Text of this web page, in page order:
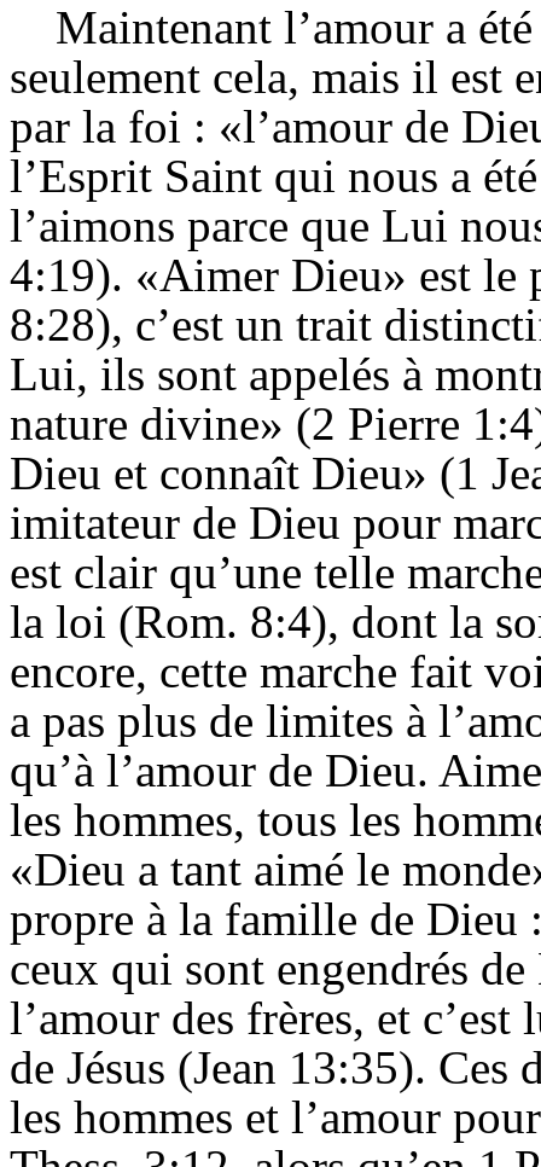
Maintenant l’amour a
seulement cela, mais il est
par la foi : «l’amour de
l’Esprit Saint qui nous a
l’aimons parce que Lui
4:19). «Aimer Dieu» est le
8:28), c’est un trait
Lui, ils sont appelés à
nature divine» (2 Pierre
Dieu et connaît Dieu» (1
imitateur de Dieu pour
est clair qu’une telle
la loi (Rom. 8:4), dont la
encore, cette marche fait
a pas plus de limites à
qu’à l’amour de Dieu.
les hommes, tous les
«Dieu a tant aimé le
propre à la famille de Dieu
ceux qui sont engendrés
l’amour des frères, et
de Jésus (Jean 13:35). Ces
les hommes et l’amour